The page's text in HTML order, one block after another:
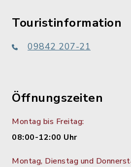
Touristinformation
09842 207-21
Öffnungszeiten
Montag bis Freitag:
08:00-12:00 Uhr
Montag, Dienstag und